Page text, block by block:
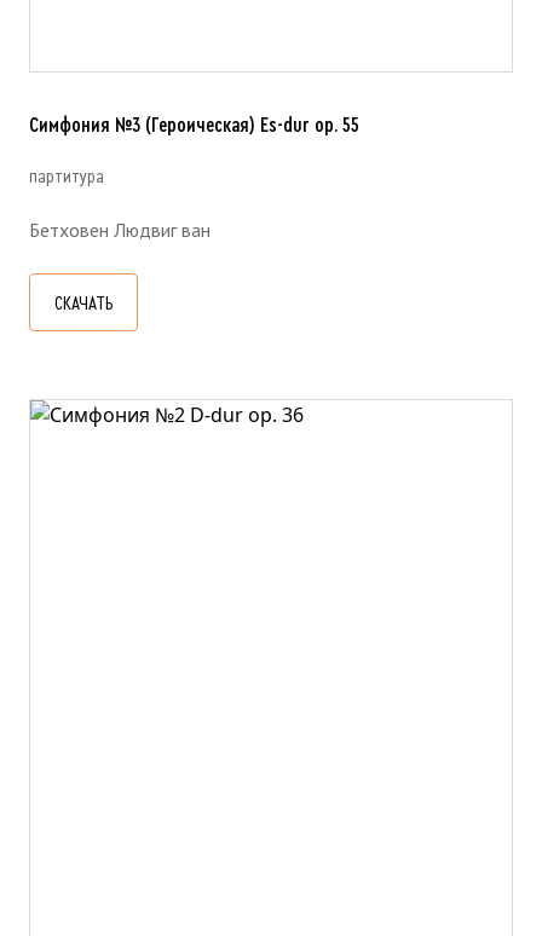
Симфония №3 (Героическая) Es-dur ор. 55
партитура
Бетховен Людвиг ван
СКАЧАТЬ